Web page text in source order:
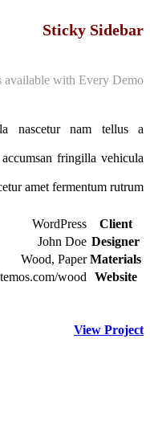
Sticky Sidebar
available with Every Demo
nascetur nam tellus a
fringilla vehicula
amet fermentum rutrum.
Client
WordPress
Designer
John Doe
Materials
Wood, Paper
Website
wood
View Project